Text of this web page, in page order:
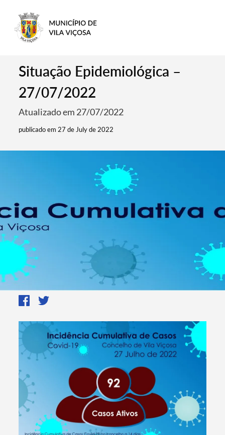
Situação Epidemiológica –
27/07/2022
Atualizado em 27/07/2022
publicado em 27 de July de 2022